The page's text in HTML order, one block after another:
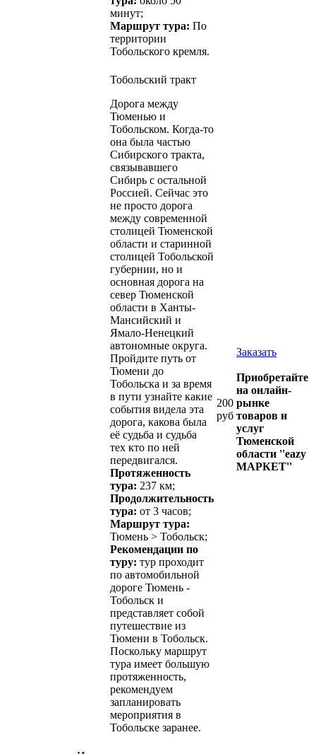
минут;
Маршрут тура: По
территории
Тобольского кремля.
Тобольский тракт
Дорога между
Тюменью и
Тобольском. Когда-то
она была частью
Сибирского тракта,
связывавшего
Сибирь с остальной
Россией. Сейчас это
не просто дорога
между современной
столицей Тюменской
области и старинной
столицей Тобольской
губернии, но и
основная дорога на
север Тюменской
области в Ханты-
Мансийский и
Ямало-Ненецкий
автономные округа.
Пройдите путь от
Тюмени до
Тобольска и за время
в пути узнайте какие
события видела эта
дорога, какова была
её судьба и судьба
тех кто по ней
передвигался.
Протяженность
тура: 237 км;
Продолжительность
тура: от 3 часов;
Маршрут тура:
Тюмень > Тобольск;
Рекомендации по
туру: тур проходит
по автомобильной
дороге Тюмень -
Тобольск и
представляет собой
путешествие из
Тюмени в Тобольск.
Поскольку маршрут
тура имеет большую
протяженность,
рекомендуем
запланировать
мероприятия в
Тобольске заранее.
200
руб
Заказать
Приобретайте
на онлайн-
рынке
товаров и
услуг
Тюменской
области ''eazy
МАРКЕТ''